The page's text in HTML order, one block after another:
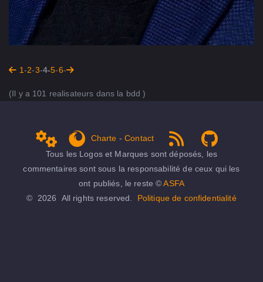
1-2-3-4-5-6-
(Il y a 101 realisateurs dans la bdd )
get Firefox
Charte -Contact
RSS 1.0
NPDS Dune on Github ...
Tous les Logos et Marques sont déposés, les
commentaires sont sous la responsabilité de ceux qui les
ont publiés, le reste ©ASFA
© 2026 All rights reserved. Politique de confidentialité